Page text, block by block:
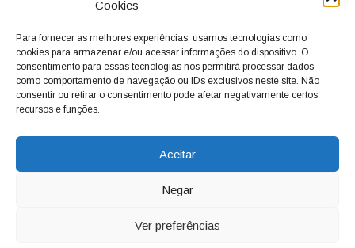
Cookies
Para fornecer as melhores experiências, usamos tecnologias como
cookies para armazenar e/ou acessar informações do dispositivo. O
consentimento para essas tecnologias nos permitirá processar dados
como comportamento de navegação ou IDs exclusivos neste site. Não
consentir ou retirar o consentimento pode afetar negativamente certos
recursos e funções.
Aceitar
Negar
Ver preferências